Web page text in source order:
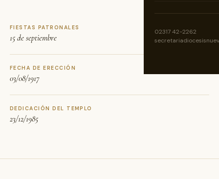
02317 42-2262
FIESTAS PATRONALES
15 de septiembre
FECHA DE ERECCIÓN
03/08/1917
DEDICACIÓN DEL TEMPLO
23/12/1985